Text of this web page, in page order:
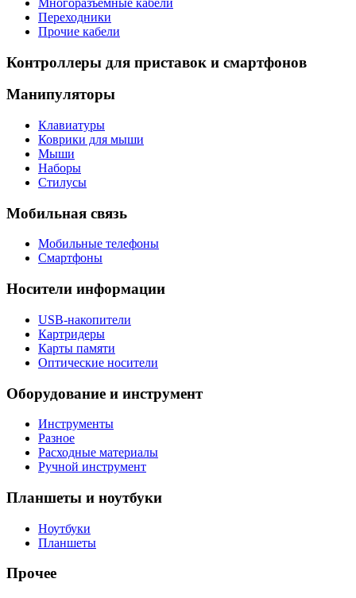
Переходники
Прочие кабели
Контроллеры для приставок и смартфонов
Манипуляторы
Клавиатуры
Коврики для мыши
Мыши
Наборы
Стилусы
Мобильная связь
Мобильные телефоны
Смартфоны
Носители информации
USB-накопители
Картридеры
Карты памяти
Оптические носители
Оборудование и инструмент
Инструменты
Разное
Расходные материалы
Ручной инструмент
Планшеты и ноутбуки
Ноутбуки
Планшеты
Прочее